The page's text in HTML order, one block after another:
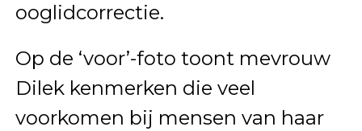
ooglidcorrectie.
Op de ‘voor’-foto toont mevrouw
Dilek kenmerken die veel
voorkomen bij mensen van haar